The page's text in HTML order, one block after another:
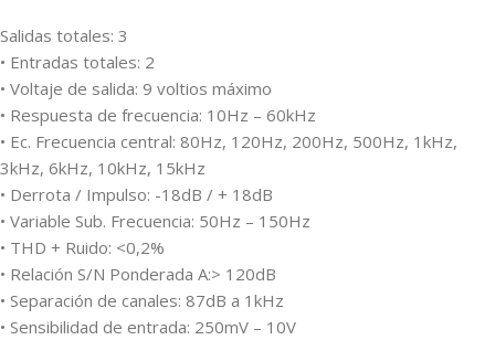
Salidas totales: 3
• Entradas totales: 2
• Voltaje de salida: 9 voltios máximo
• Respuesta de frecuencia: 10Hz – 60kHz
• Ec. Frecuencia central: 80Hz, 120Hz, 200Hz, 500Hz, 1kHz,
3kHz, 6kHz, 10kHz, 15kHz
• Derrota / Impulso: -18dB / + 18dB
• Variable Sub. Frecuencia: 50Hz – 150Hz
• THD + Ruido: <0,2%
• Relación S/N Ponderada A:> 120dB
• Separación de canales: 87dB a 1kHz
• Sensibilidad de entrada: 250mV – 10V